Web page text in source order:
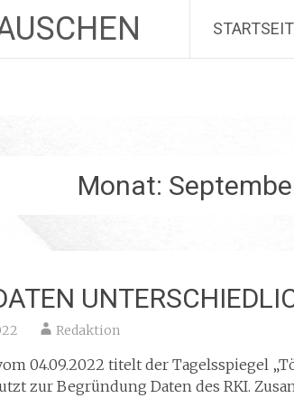
Monat:
Redaktion
04.09.2022 titelt der Tagelsspiegel
zur Begründung Daten des RKI.